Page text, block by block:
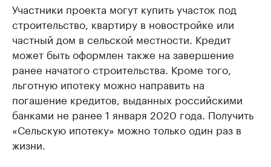
Участники проекта могут купить участок под
строительство, квартиру в новостройке или
частный дом в сельской местности. Кредит
может быть оформлен также на завершение
ранее начатого строительства. Кроме того,
льготную ипотеку можно направить на
погашение кредитов, выданных российскими
банками не ранее 1 января 2020 года. Получить
«Сельскую ипотеку» можно только один раз в
жизни.